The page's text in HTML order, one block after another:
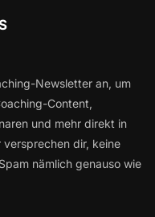
Newsletter an, um
Content,
und mehr direkt in
dir, keine
nämlich genauso wie